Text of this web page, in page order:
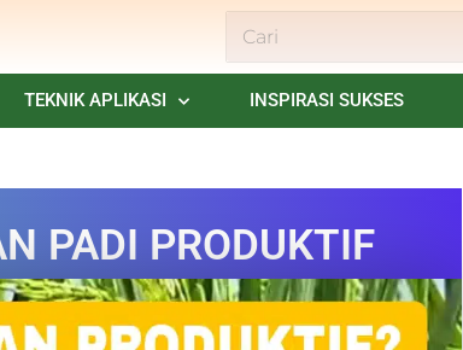
TEKNIK APLIKASI INSPIRASI SUKSES
PADI PRODUKTIF